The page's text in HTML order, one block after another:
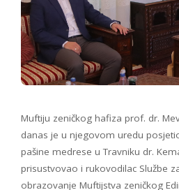
Muftiju zeničkog hafiza prof. dr.
danas je u njegovom uredu
pašine medrese u Travniku dr.
prisustvovao i rukovodilac Službe
obrazovanje Muftijstva zeničkog